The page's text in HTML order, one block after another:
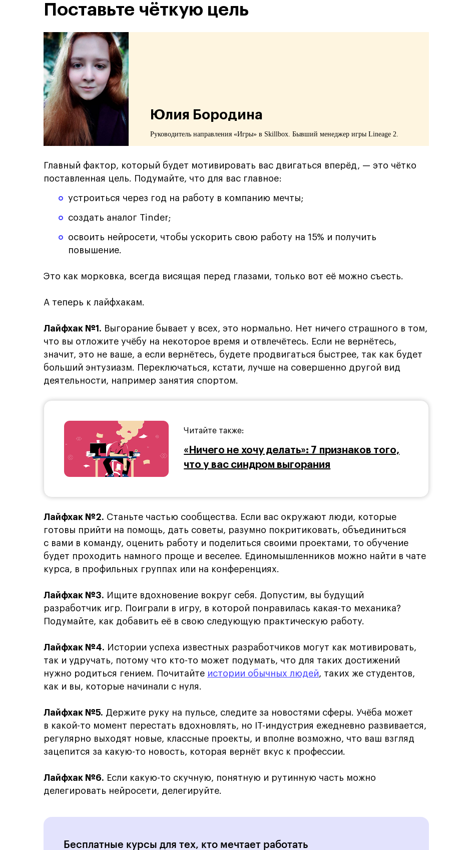
Поставьте чёткую цель
Юлия Бородина
Руководитель направления «Игры» в Skillbox. Бывший менеджер игры Lineage 2.
Главный фактор, который будет мотивировать вас двигаться вперёд, — это чётко
поставленная цель. Подумайте, что для вас главное:
устроиться через год на работу в компанию мечты;
создать аналог Tinder;
освоить нейросети, чтобы ускорить свою работу на 15% и получить
повышение.
Это как морковка, всегда висящая перед глазами, только вот её можно съесть.
А теперь к лайфхакам.
Лайфхак №1. Выгорание бывает у всех, это нормально. Нет ничего страшного в том,
что вы отложите учёбу на некоторое время и отвлечётесь. Если не вернётесь,
значит, это не ваше, а если вернётесь, будете продвигаться быстрее, так как будет
больший энтузиазм. Переключаться, кстати, лучше на совершенно другой вид
деятельности, например занятия спортом.
Читайте также:
«Ничего не хочу делать»: 7 признаков того,
что у вас синдром выгорания
Лайфхак №2. Станьте частью сообщества. Если вас окружают люди, которые
готовы прийти на помощь, дать советы, разумно покритиковать, объединиться
с вами в команду, оценить работу и поделиться своими проектами, то обучение
будет проходить намного проще и веселее. Единомышленников можно найти в чате
курса, в профильных группах или на конференциях.
Лайфхак №3. Ищите вдохновение вокруг себя. Допустим, вы будущий
разработчик игр. Поиграли в игру, в которой понравилась какая-то механика?
Подумайте, как добавить её в свою следующую практическую работу.
Лайфхак №4. Истории успеха известных разработчиков могут как мотивировать,
так и удручать, потому что кто-то может подумать, что для таких достижений
нужно родиться гением. Почитайте истории обычных людей, таких же студентов,
как и вы, которые начинали с нуля.
Лайфхак №5. Держите руку на пульсе, следите за новостями сферы. Учёба может
в какой-то момент перестать вдохновлять, но IT-индустрия ежедневно развивается,
регулярно выходят новые, классные проекты, и вполне возможно, что ваш взгляд
зацепится за какую-то новость, которая вернёт вкус к профессии.
Лайфхак №6. Если какую-то скучную, понятную и рутинную часть можно
делегировать нейросети, делегируйте.
Бесплатные курсы для тех, кто мечтает работать